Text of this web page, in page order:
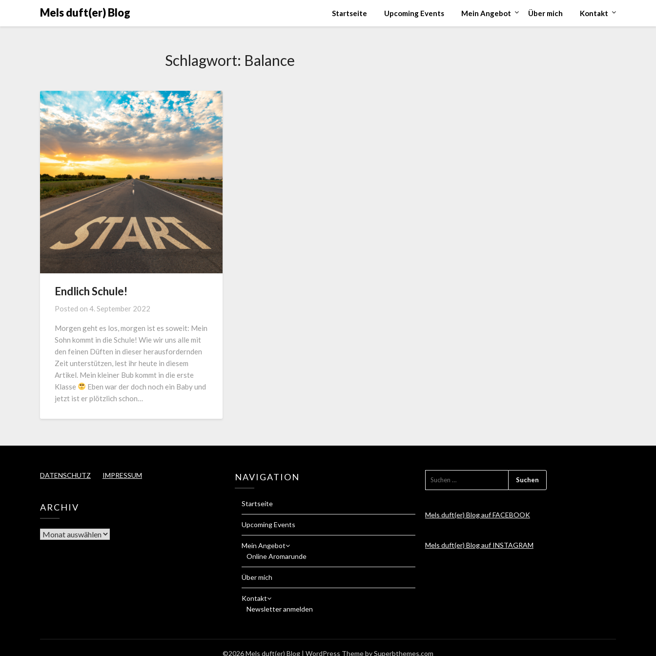
Mels duft(er) Blog Startseite Upcoming Events Mein Angebot Über mich Kontakt
Schlagwort: Balance
Endlich Schule!
Posted on 4. September 2022
Morgen geht es los, morgen ist es soweit: Mein
Sohn kommt in die Schule! Wie wir uns alle mit
den feinen Düften in dieser herausfordernden
Zeit unterstützen, lest ihr heute in diesem
Artikel. Mein kleiner Bub kommt in die erste
Klasse
Eben war der doch noch ein Baby und
jetzt ist er plötzlich schon…
DATENSCHUTZ IMPRESSUM
ARCHIV
Archiv
NAVIGATION
Startseite
Upcoming Events
Mein Angebot
Online Aromarunde
Über mich
Kontakt
Newsletter anmelden
Mels duft(er) Blog auf FACEBOOK
Mels duft(er) Blog auf INSTAGRAM
©2026 Mels duft(er) Blog | WordPress Theme bySuperbthemes.com